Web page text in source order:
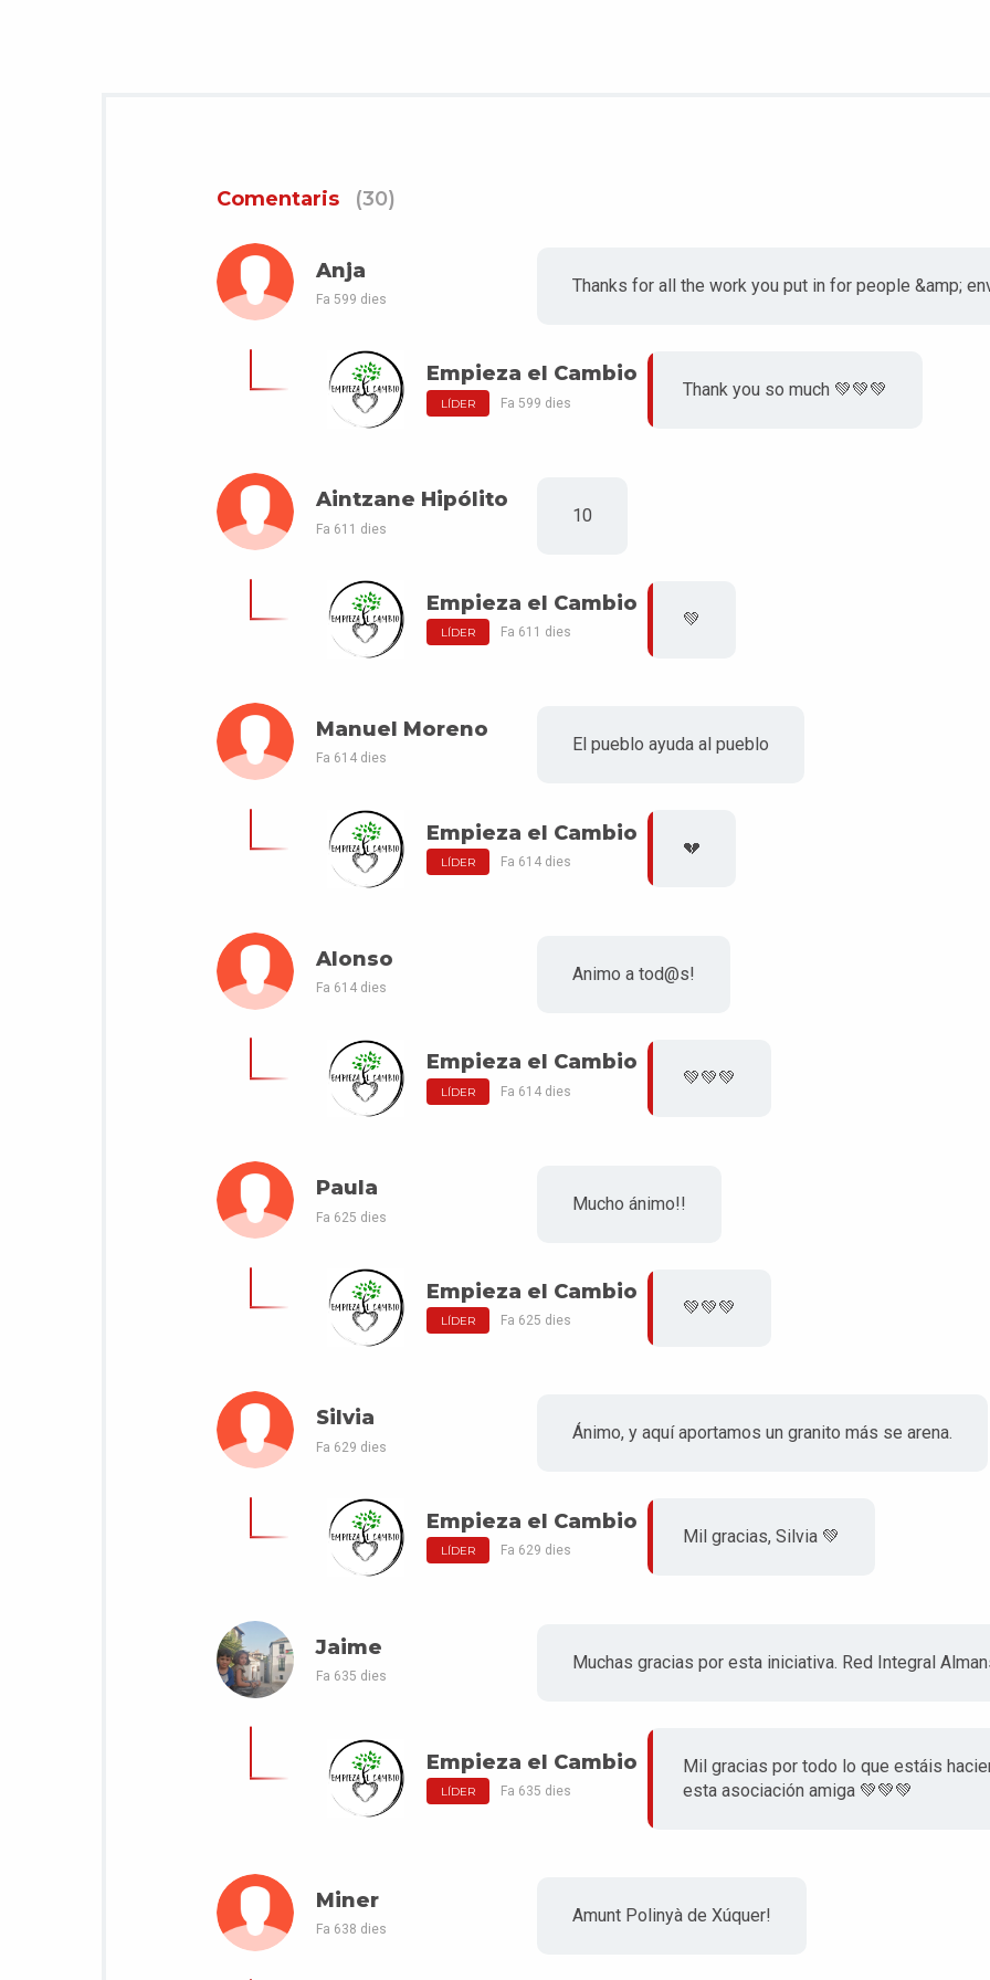
Comentaris (30)
Anja
Fa 599 dies
Thanks for all the work you put in for people &amp;
Empieza el Cambio
LÍDER Fa 599 dies
Thank you so much 💚💚💚
Aintzane Hipólito
Fa 611 dies
10
Empieza el Cambio
LÍDER Fa 611 dies
💚
Manuel Moreno
Fa 614 dies
El pueblo ayuda al pueblo
Empieza el Cambio
LÍDER Fa 614 dies
💔
Alonso
Fa 614 dies
Animo a tod@s!
Empieza el Cambio
LÍDER Fa 614 dies
💚💚💚
Paula
Fa 625 dies
Mucho ánimo!!
Empieza el Cambio
LÍDER Fa 625 dies
💚💚💚
Silvia
Fa 629 dies
Ánimo, y aquí aportamos un granito más se arena.
Empieza el Cambio
LÍDER Fa 629 dies
Mil gracias, Silvia 💚
Jaime
Fa 635 dies
Muchas gracias por esta iniciativa. Red Integral
Empieza el Cambio
LÍDER Fa 635 dies
Mil gracias por todo lo que estáis
esta asociación amiga 💚💚💚
Miner
Fa 638 dies
Amunt Polinyà de Xúquer!